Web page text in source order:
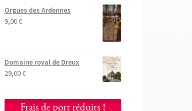
Orgues des Ardennes
9,00€
Domaine royal de Dreux
29,00€
Frais de port réduits !